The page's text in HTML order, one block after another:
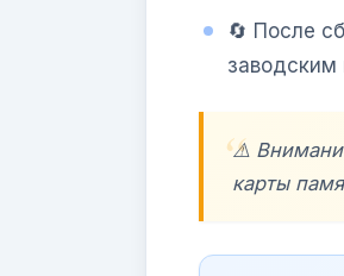
🔄 После
⚠️
карты